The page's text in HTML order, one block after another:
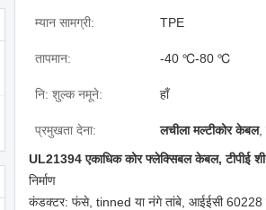
म्यान सामग्री: TPE
तापमान: -40 ℃-80 ℃
नि: शुल्क नमूने: हाँ
प्रमुखता देना: लचीला मल्टीकोर केबल,
UL21394 एकाधिक कोर फ्लेक्सिबल केबल, टीपीई
निर्माण
कंडक्टर: फंसे, tinned या नंगे तांबे, आईईसी 60228